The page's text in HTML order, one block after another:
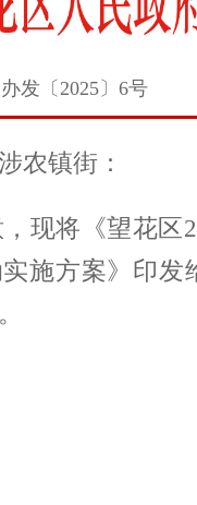
发〔2025〕6号
农镇街：
现将《望花区
施方案》印发